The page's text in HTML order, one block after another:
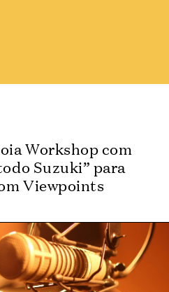
Workshop com
Suzuki” para
Viewpoints